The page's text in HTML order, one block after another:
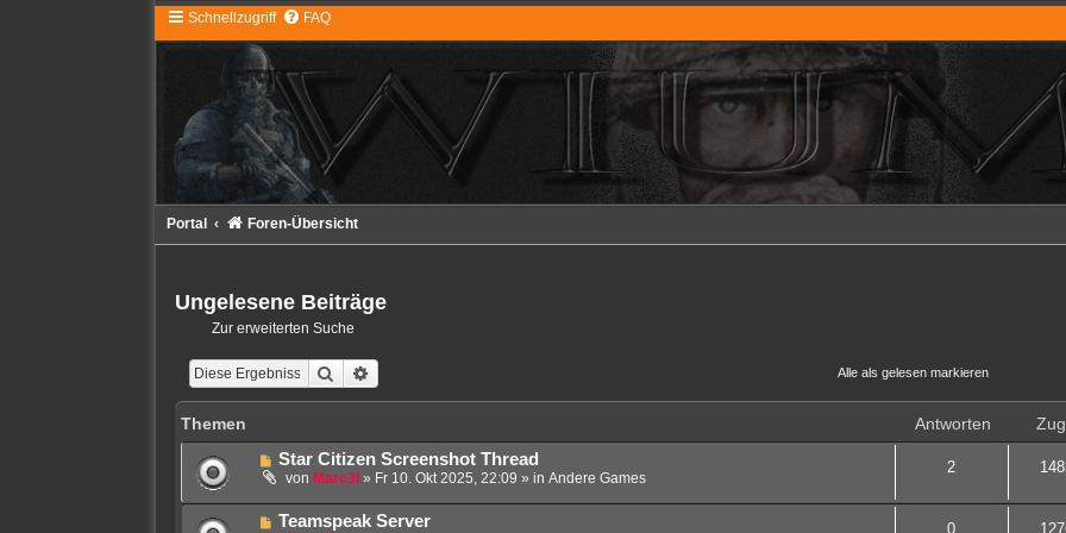
Schnellzugriff FAQ
Portal Foren-Übersicht
Ungelesene Beiträge
Zur erweiterten Suche
Suche Alle als gelesen markieren• Die Suche
Themen Antworten
N
e
e
Star Citizen Screenshot Thread
von Marc3l » Fr 10. Okt 2025, 22:09 » in Andere Games
2
N
Teamspeak Server 0